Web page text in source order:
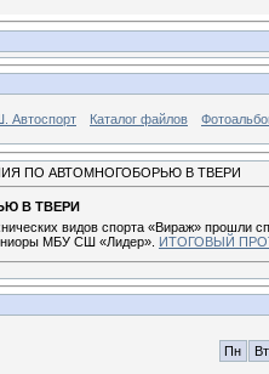
Автоспорт Каталог файлов
ПО АВТОМНОГОБОРЬЮ В ТВЕРИ
В ТВЕРИ
видов спорта «Вираж»
МБУ СШ «Лидер». ИТОГОВЫЙ
Пн Вт